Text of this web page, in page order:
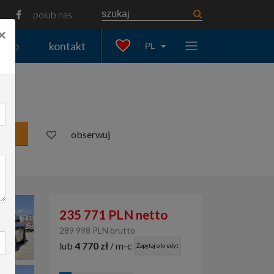
polub nas
auto kontakt PL
obserwuj
235 771 PLN netto
289 998 PLN brutto
lub 4 770 zł / m-c Zapytaj o kredyt